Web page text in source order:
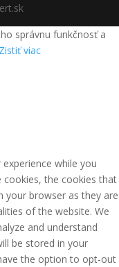
správnu funkčnosť a
Zistiť viac
while you
the cookies that
your browser as they are
of the website. We
and understand
be stored in your
the option to opt-out